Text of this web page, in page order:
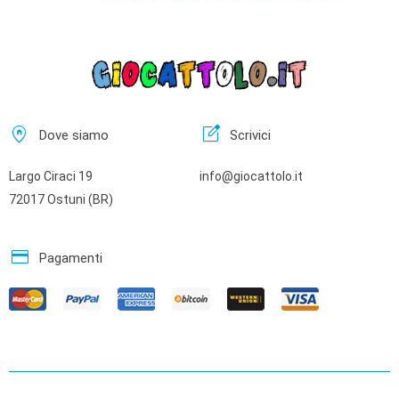
home_pin Dove siamo
Largo Ciraci 19
72017 Ostuni (BR)
edit_square Scrivici
info@giocattolo.it
credit_card Pagamenti